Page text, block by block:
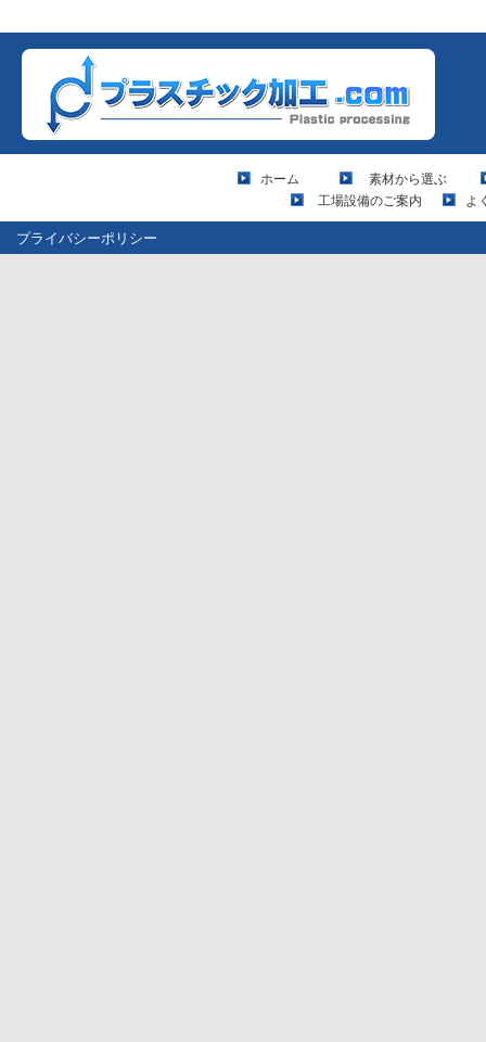
ホーム
素材から選ぶ
工場設備のご案内
よ
プライバシーポリシー